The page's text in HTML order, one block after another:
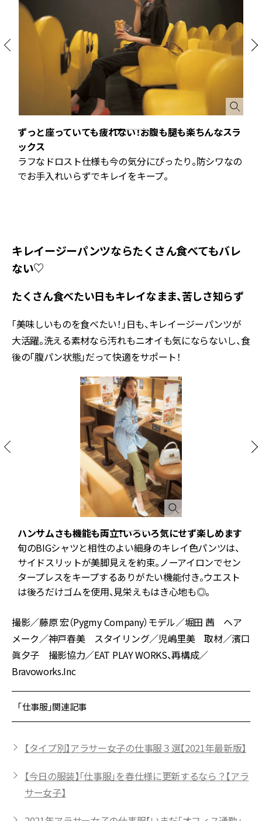
ずっと座っていても疲れない！お腹も腿も楽ちんなスラ
ックス
ラフなドロスト仕様も今の気分にぴったり。防シワなの
でお手入れいらずでキレイをキープ。
キレイージーパンツならたくさん食べてもバレ
ない♡
たくさん食べたい日もキレイなまま、苦しさ知らず
「美味しいものを食べたい！」日も、キレイージーパンツが
大活躍。洗える素材なら汚れもニオイも気にならないし、食
後の「腹パン状態」だって快適をサポート！
ハンサムさも機能も両立！いろいろ気にせず楽しめます
旬のBIGシャツと相性のよい細身のキレイ色パンツは、
サイドスリットが美脚見えを約束。ノーアイロンでセン
タープレスをキープするありがたい機能付き。ウエスト
は後ろだけゴムを使用、見栄えもはき心地も◎。
撮影／藤原 宏（Pygmy Company）モデル／堀田 茜 ヘア
メーク／神戸春美 スタイリング／児嶋里美 取材／濱口
眞夕子 撮影協力／EAT PLAY WORKS、再構成／
Bravoworks.Inc
「仕事服」関連記事
【タイプ別】アラサー女子の仕事服３選【2021年最新版】
【今日の服装】「仕事服」を春仕様に更新するなら？【アラ
サー女子】